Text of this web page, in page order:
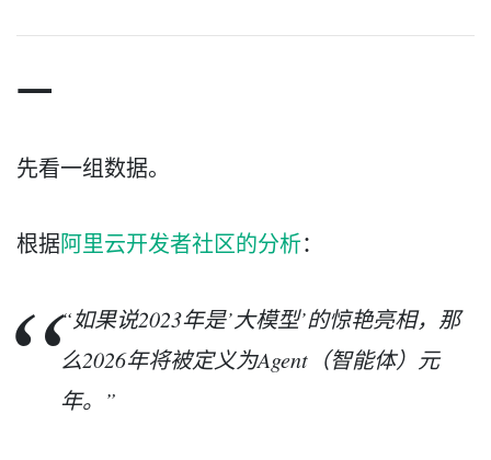
一
先看一组数据。
根据阿里云开发者社区的分析：
“如果说2023年是’大模型’的惊艳亮相，那
么2026年将被定义为Agent（智能体）元
年。”